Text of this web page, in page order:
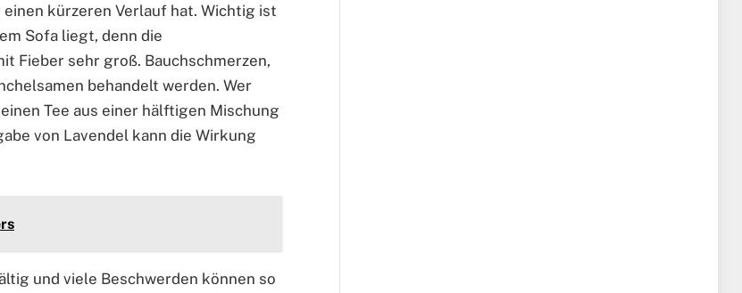
kürzeren Verlauf hat. Wichtig ist
Sofa liegt, denn die
Fieber sehr groß. Bauchschmerzen,
behandelt werden. Wer
Tee aus einer hälftigen Mischung
von Lavendel kann die Wirkung
und viele Beschwerden können so